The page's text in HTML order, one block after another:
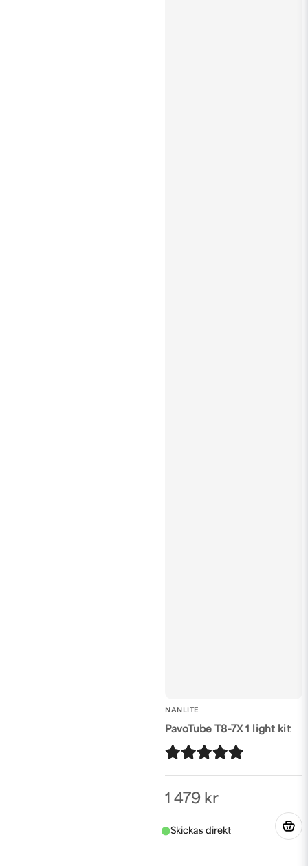
NANLITE
PavoTube T8-7X 1 light kit
1 479 kr